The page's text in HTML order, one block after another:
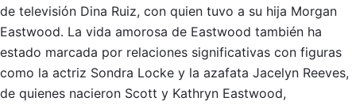
de televisión Dina Ruiz, con quien tuvo a su hija Morgan
Eastwood. La vida amorosa de Eastwood también ha
estado marcada por relaciones significativas con figuras
como la actriz Sondra Locke y la azafata Jacelyn Reeves,
de quienes nacieron Scott y Kathryn Eastwood,